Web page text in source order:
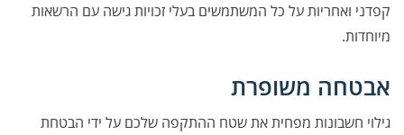
קפדני ואחריות על כל המשתמשים בעלי זכויות גישה עם הרשאות
מיוחדות.
אבטחה משופרת
גילוי חשבונות מפחית את שטח ההתקפה שלכם על ידי הבטחת